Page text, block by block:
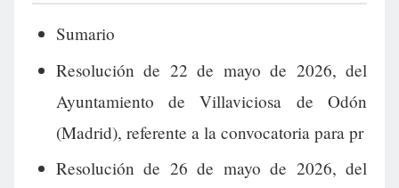
Sumario
Resolución de 22 de mayo de 2026, del
Ayuntamiento de Villaviciosa de Odón
(Madrid), referente a la convocatoria para pr
Resolución de 26 de mayo de 2026, del